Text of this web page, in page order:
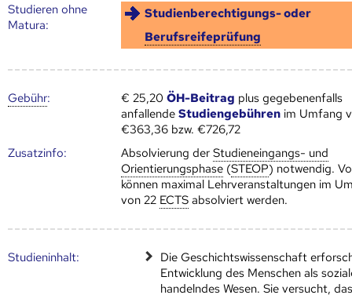
Studieren ohne
Matura:
Studienberechtigungs- oder
Berufsreifeprüfung
Gebühr: € 25,20ÖH-Beitrag plus gegebenenfalls
anfallendeStudiengebühren im Umfang
€363,36 bzw. €726,72
Zusatz­info:
Absolvierung derStudieneingangs- und
Orientierungsphase (STEOP) notwendig.
können maximal Lehrveranstaltungen im
von 22 ECTS absolviert werden.
Studien­inhalt:
Die Geschichtswissenschaft
Entwicklung des Menschen als
handelndes Wesen. Sie versucht,